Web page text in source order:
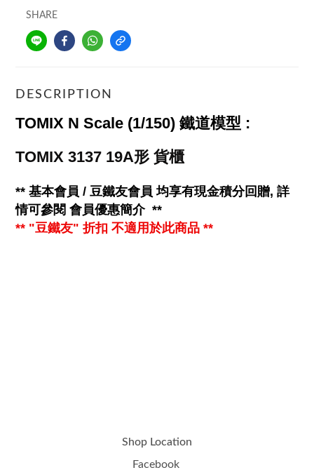
SHARE
DESCRIPTION
TOMIX N Scale (1/150) 鐵道模型 :
TOMIX 3137 19A形 貨櫃
** 基本會員 / 豆鐵友會員 均享有現金積分回贈, 詳
情可參閱 會員優惠簡介 **
** "豆鐵友" 折扣 不適用於此商品 **
Shop Location
Facebook